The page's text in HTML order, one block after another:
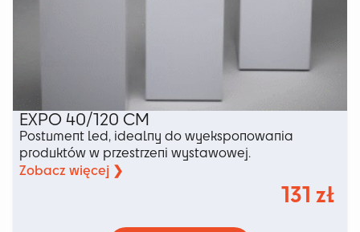
EXPO 40/120 CM
Postument led, idealny do wyeksponowania
produktów w przestrzeni wystawowej.
Zobacz więcej ❯
131 zł